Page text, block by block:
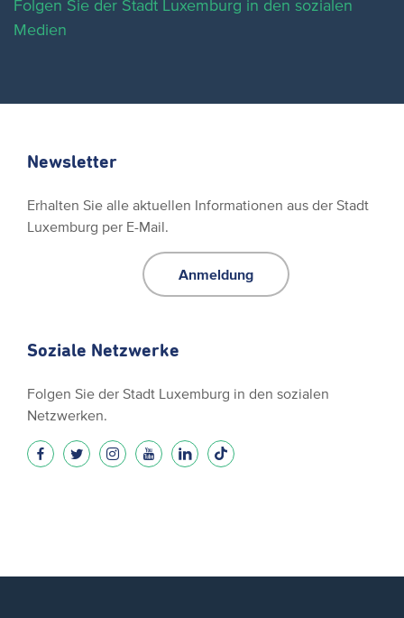
Folgen Sie der Stadt Luxemburg in den sozialen
Medien
Newsletter
Erhalten Sie alle aktuellen Informationen aus der Stadt
Luxemburg per E-Mail.
Anmeldung
Soziale Netzwerke
Folgen Sie der Stadt Luxemburg in den sozialen
Netzwerken.